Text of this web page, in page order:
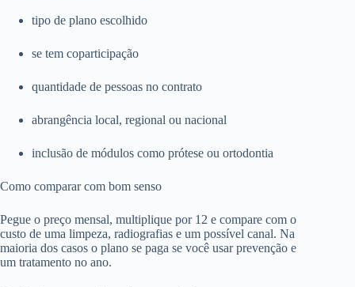
tipo de plano escolhido
se tem coparticipação
quantidade de pessoas no contrato
abrangência local, regional ou nacional
inclusão de módulos como prótese ou ortodontia
Como comparar com bom senso
Pegue o preço mensal, multiplique por 12 e compare com o
custo de uma limpeza, radiografias e um possível canal. Na
maioria dos casos o plano se paga se você usar prevenção e
um tratamento no ano.